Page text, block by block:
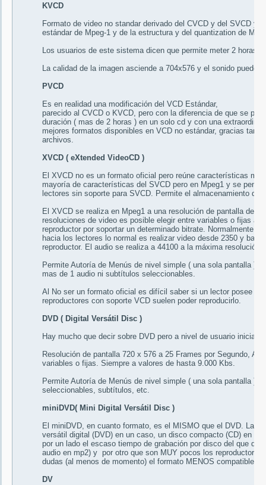
KVCD
Formato de video no standar derivado del CVCD y del SVCD y
estándar de Mpeg-1 y de la estructura y del quantization de
Los usuarios de este sistema dicen que permite meter 2 horas
La calidad de la imagen asciende a 704x576 y el sonido puede
PVCD
Es en realidad una modificación del VCD Estándar,
parecido al CVCD o KVCD, pero con la diferencia de que se
duración ( mas de 2 horas ) en un solo cd y con una
mejores formatos disponibles en VCD no estándar, gracias
archivos.
XVCD ( eXtended VideoCD )
El XVCD no es un formato oficial pero reúne características
mayoría de características del SVCD pero en Mpeg1 y se
lectores sin soporte para SVCD. Permite el almacenamiento de
El XVCD se realiza en Mpeg1 a una resolución de pantalla de
resoluciones de video es posible elegir entre variables o fijas
reproductor por soportar un determinado bitrate. Normalmente
hacia los lectores lo normal es realizar video desde 2350 y
reproductor. El audio se realiza a 44100 a la máxima resolución
Permite Autoría de Menús de nivel simple ( una sola pantalla )
mas de 1 audio ni subtítulos seleccionables.
Al No ser un formato oficial es difícil saber si un lector posee o
reproductores con soporte VCD suelen poder reproducirlo.
DVD ( Digital Versátil Disc )
Hay mucho que decir sobre DVD pero a nivel de usuario
Resolución de pantalla 720 x 576 a 25 Frames por Segundo,
variables o fijas. Siempre a valores de hasta 9.000 Kbs.
Permite Autoría de Menús de nivel simple ( una sola pantalla )
seleccionables, subtítulos, etc.
miniDVD( Mini Digital Versátil Disc )
El miniDVD, en cuanto formato, es el MISMO que el DVD. La
versátil digital (DVD) en un caso, un disco compacto (CD) en
por un lado el escaso tiempo de grabación por disco del que
audio en mp2) y por otro que son MUY pocos los
dudas (al menos de momento) el formato MENOS compatible
DV